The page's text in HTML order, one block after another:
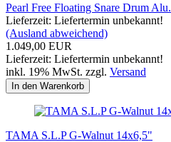
Pearl Free Floating Snare Drum Alu.
Lieferzeit: Liefertermin unbekannt!
(Ausland abweichend)
1.049,00 EUR
Lieferzeit: Liefertermin unbekannt!
inkl. 19% MwSt. zzgl. Versand
In den Warenkorb
TAMA S.L.P G-Walnut 14x6,5"